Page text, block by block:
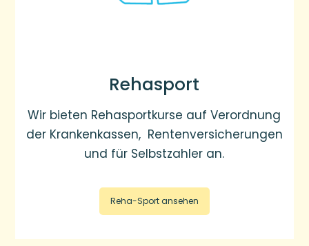
Rehasport
Wir bieten Rehasportkurse auf Verordnung
der Krankenkassen, Rentenversicherungen
und für Selbstzahler an.
Reha-Sport ansehen